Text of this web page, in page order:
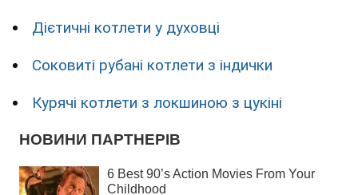
Дієтичні котлети у духовці
Соковиті рубані котлети з індички
Курячі котлети з локшиною з цукіні